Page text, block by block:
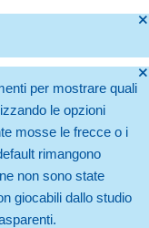
🞫
🞫
per mostrare quali
le opzioni
mosse le frecce o i
rimangono
non sono state
giocabili dallo studio